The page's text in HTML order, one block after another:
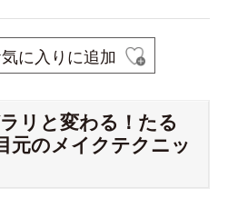
に入りに追加
リと変わる！たる
元のメイクテクニッ